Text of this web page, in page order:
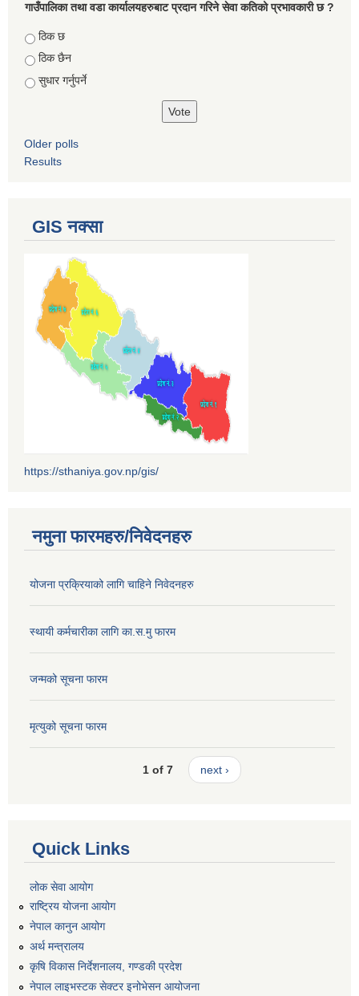
गाउँपालिका तथा वडा कार्यालयहरुबाट प्रदान गरिने सेवा कतिको प्रभावकारी छ ?
Choices
ठिक छ
ठिक छैन
सुधार गर्नुपर्ने
Older polls
Results
GIS नक्सा
https://sthaniya.gov.np/gis/
नमुना फारमहरु/निवेदनहरु
योजना प्रक्रियाको लागि चाहिने निवेदनहरु
स्थायी कर्मचारीका लागि का.स.मु फारम
जन्मको सूचना फारम
मृत्युको सूचना फारम
1 of 7 next ›
Quick Links
लोक सेवा आयोग
राष्ट्रिय योजना आयोग
नेपाल कानुन आयोग
अर्थ मन्त्रालय
कृषि विकास निर्देशनालय, गण्डकी प्रदेश
नेपाल लाइभस्टक सेक्टर इनोभेसन आयोजना